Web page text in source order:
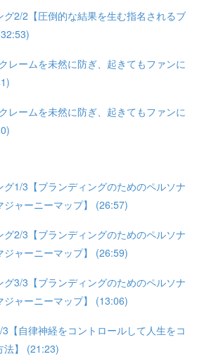
グ2/2【圧倒的な結果を生む指名されるブ
レームを未然に防ぎ、起きてもファンに
レームを未然に防ぎ、起きてもファンに
グ1/3【ブランディングのためのペルソナ
ジャーニーマップ】 (26:57)
グ2/3【ブランディングのためのペルソナ
ジャーニーマップ】 (26:59)
グ3/3【ブランディングのためのペルソナ
ジャーニーマップ】 (13:06)
【自律神経をコントロールして人生をコ
法】 (21:23)